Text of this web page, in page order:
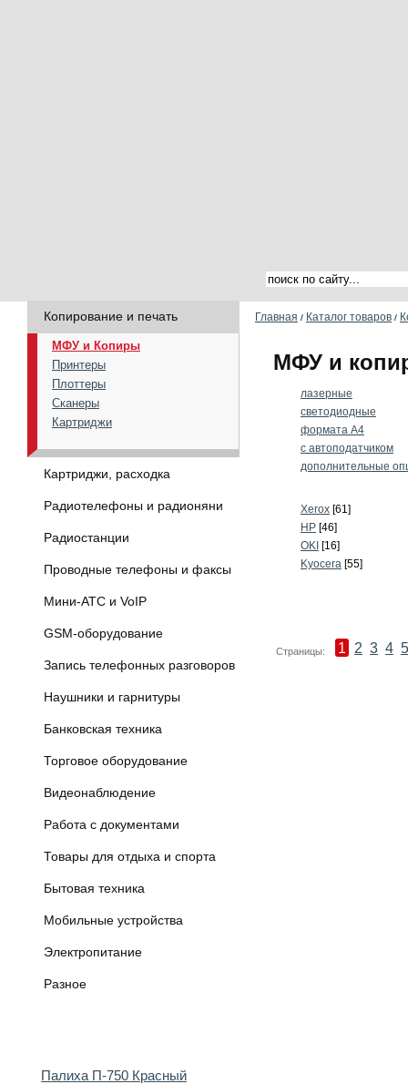
Копирование и печать
МФУ и Копиры
Принтеры
Плоттеры
Сканеры
Картриджи
Картриджи, расходка
Радиотелефоны и радионяни
Радиостанции
Проводные телефоны и факсы
Мини-АТС и VoIP
GSM-оборудование
Запись телефонных разговоров
Наушники и гарнитуры
Банковская техника
Торговое оборудование
Видеонаблюдение
Работа с документами
Товары для отдыха и спорта
Бытовая техника
Мобильные устройства
Электропитание
Разное
Палиха П-750 Красный
Главная / Каталог товаров /
МФУ и
лазерные
светодиодные
формата А4
с автоподатчиком
дополнительные
Xerox [61]
HP [46]
OKI [16]
Kyocera [55]
Страницы: 1 2 3 4 5